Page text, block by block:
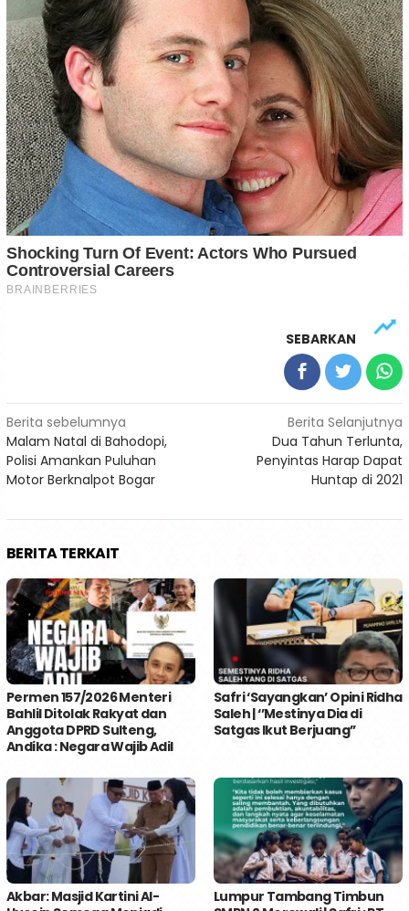
SEBARKAN
Navigasi
pos
Berita sebelumnya
Malam Natal di Bahodopi,
Polisi Amankan Puluhan
Motor Berknalpot Bogar
Berita Selanjutnya
Dua Tahun Terlunta,
Penyintas Harap Dapat
Huntap di 2021
BERITA TERKAIT
Permen 157/2026 Menteri
Bahlil Ditolak Rakyat dan
Anggota DPRD Sulteng,
Andika : Negara Wajib Adil
Safri ‘Sayangkan’ Opini Ridha
Saleh | ‘’Mestinya Dia di
Satgas Ikut Berjuang’’
Akbar: Masjid Kartini Al-
Lumpur Tambang Timbun